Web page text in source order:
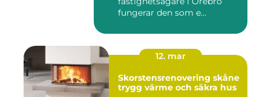
fungerar den som e...
12. mar
Skorstensrenovering skåne
trygg värme och säkra hus